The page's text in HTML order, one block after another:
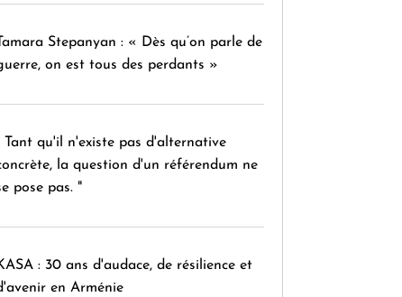
Stepanyan : « Dès qu’on parle de
on est tous des perdants »
Tant qu'il n'existe pas d'alternative
la question d'un référendum ne
pose pas. "
: 30 ans d'audace, de résilience et
en Arménie